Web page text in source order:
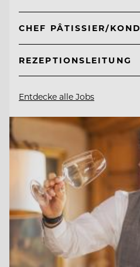
CHEF PÂTISSIER/
REZEPTIONSLEITUNG
Entdecke alle Jobs